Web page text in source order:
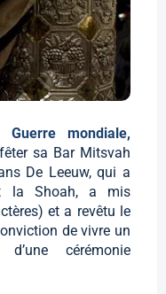
mondiale,
sa Bar Mitsvah
De Leeuw, qui a
la Shoah, a mis
et a revêtu le
de vivre un
cérémonie